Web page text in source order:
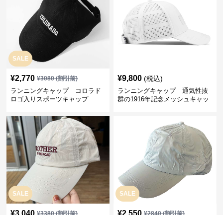
SALE
¥2,770 ¥3080(割引前)
ランニングキャップ コロラド
ロゴ入りスポーツキャップ
¥9,800 (税込)
ランニングキャップ 通気性抜
群の1916年記念メッシュキャッ
SALE
¥3,040 ¥3380(割引前)
SALE
¥2,550 ¥2840(割引前)